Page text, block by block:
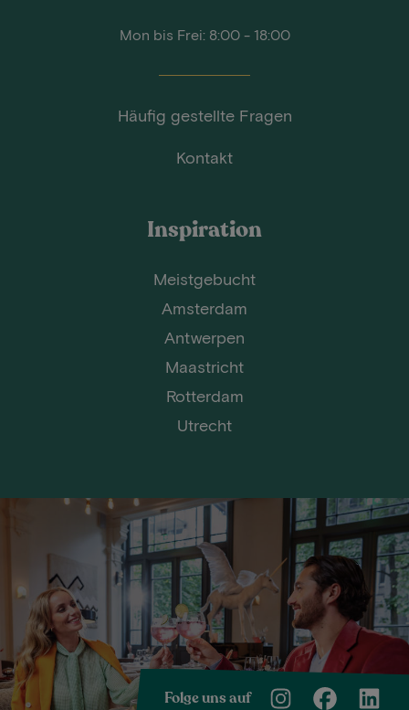
Mon bis Frei: 8:00 - 18:00
Häufig gestellte Fragen
Kontakt
Inspiration
Meistgebucht
Amsterdam
Antwerpen
Maastricht
Rotterdam
Utrecht
Folge uns auf